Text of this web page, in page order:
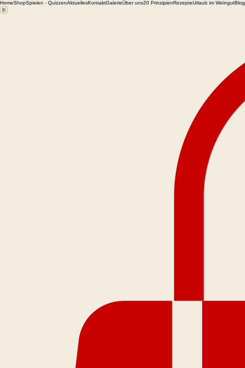
HomeShopSpielen - QuizzenAktuellesKontaktGalerieÜber uns20 PrinzipienRezepteUrlaub im WeingutBlog